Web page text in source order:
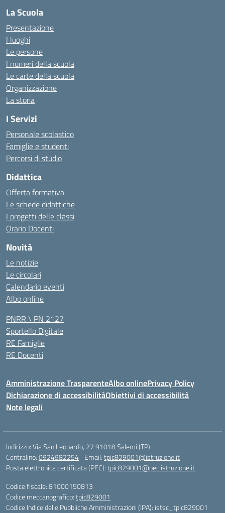
La Scuola
Presentazione
I luoghi
Le persone
I numeri della scuola
Le carte della scuola
Organizzazione
La storia
I Servizi
Personale scolastico
Famiglie e studenti
Percorsi di studio
Didattica
Offerta formativa
Le schede didattiche
I progetti delle classi
Orario Docenti
Novità
Le notizie
Le circolari
Calendario eventi
Albo online
PNRR \ PN 2127
Sportello Digitale
RE Famiglie
RE Docenti
Amministrazione TrasparenteAlbo onlinePrivacy Policy
Dichiarazione di accessibilitàObiettivi di accessibilità
Note legali
Indirizzo:Via San Leonardo, 27 91018 Salemi (TP)
Centralino:0924982254 Email:tpic829001@istruzione.it
Posta elettronica certificata (PEC):tpic829001@pec.istruzione.it
Codice fiscale: 81000150813
Codice meccanografico:tpic829001
Codice Indice delle Pubbliche Amministrazioni (IPA): istsc_tpic829001